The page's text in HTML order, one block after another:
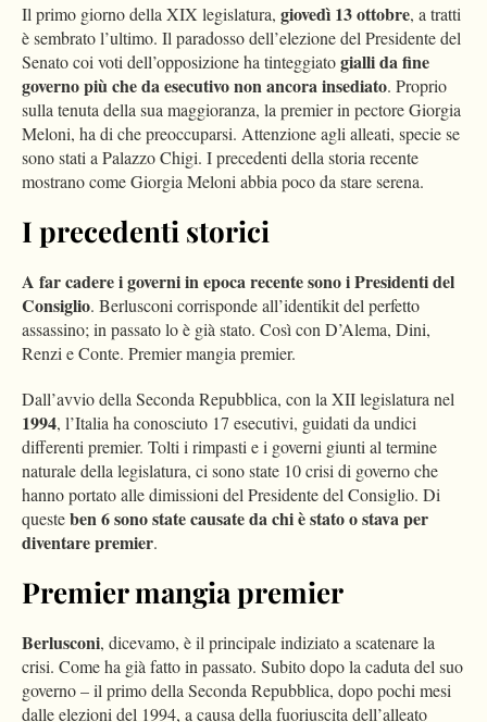
Il primo giorno della XIX legislatura, giovedì 13 ottobre, a tratti
è sembrato l’ultimo. Il paradosso dell’elezione del Presidente del
Senato coi voti dell’opposizione ha tinteggiatogialli da fine
governo più che da esecutivo non ancora insediato. Proprio
sulla tenuta della sua maggioranza, la premier in pectore Giorgia
Meloni, ha di che preoccuparsi. Attenzione agli alleati, specie se
sono stati a Palazzo Chigi. I precedenti della storia recente
mostrano come Giorgia Meloni abbia poco da stare serena.
I precedenti storici
A far cadere i governi in epoca recente sono i Presidenti del
Consiglio. Berlusconi corrisponde all’identikit del perfetto
assassino; in passato lo è già stato. Così con D’Alema, Dini,
Renzi e Conte. Premier mangia premier.
Dall’avvio della Seconda Repubblica, con la XII legislatura nel
1994, l’Italia ha conosciuto 17 esecutivi, guidati da undici
differenti premier. Tolti i rimpasti e i governi giunti al termine
naturale della legislatura, ci sono state 10 crisi di governo che
hanno portato alle dimissioni del Presidente del Consiglio. Di
questeben 6 sono state causate da chi è stato o stava per
diventare premier.
Premier mangia premier
Berlusconi, dicevamo, è il principale indiziato a scatenare la
crisi. Come ha già fatto in passato. Subito dopo la caduta del suo
governo – il primo della Seconda Repubblica, dopo pochi mesi
dalle elezioni del 1994, a causa della fuoriuscita dell’alleato